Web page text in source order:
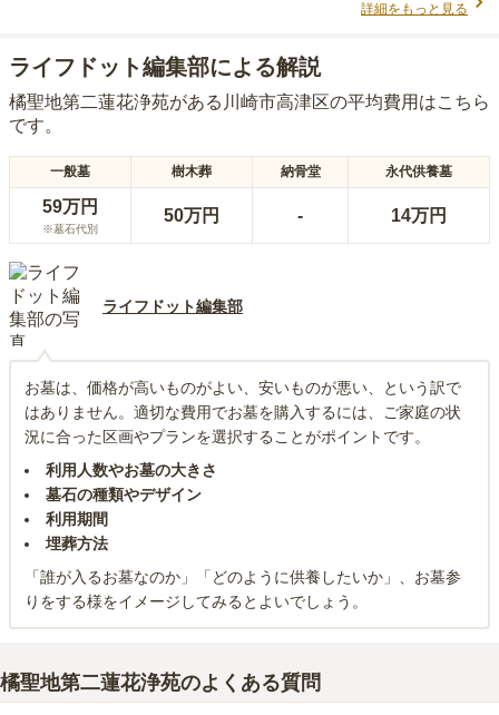
詳細をもっと見る
ライフドット編集部による解説
橘聖地第二蓮花浄苑がある 川崎市高津区の平均費用はこちら
です。
一般墓 樹木葬 納骨堂 永代供養墓
59万円
※墓石代別
50万円 - 14万円
ライフドット編集部
お墓は、価格が高いものがよい、安いものが悪い、という訳で
はありません。適切な費用でお墓を購入するには、ご家庭の状
況に合った区画やプランを選択することがポイントです。
利用人数やお墓の大きさ
墓石の種類やデザイン
利用期間
埋葬方法
「誰が入るお墓なのか」「どのように供養したいか」、お墓参
りをする様をイメージしてみるとよいでしょう。
橘聖地第二蓮花浄苑のよくある質問